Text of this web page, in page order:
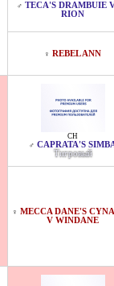
♂ TECA'S DRAMBUIE
RION
♀ REBEL ANN
CH
♂ CAPRATA'S
Тигровый
♀ MECCA DANE'S
V WINDANE